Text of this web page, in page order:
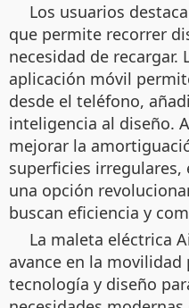
Los usuarios
que permite recorrer
necesidad de recargar.
aplicación móvil
desde el teléfono,
inteligencia al diseño.
mejorar la
superficies
una opción
buscan eficiencia y
La maleta eléctrica
avance en la
tecnología y diseño